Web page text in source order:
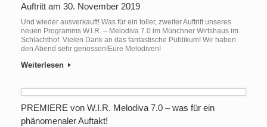
Auftritt am 30. November 2019
Und wieder ausverkauft! Was für ein toller, zweiter Auftritt unseres
neuen Programms W.I.R. – Melodiva 7.0 im Münchner Wirtshaus im
Schlachthof. Vielen Dank an das fantastische Publikum! Wir haben
den Abend sehr genossen!Eure Melodiven!
Weiterlesen
PREMIERE von W.I.R. Melodiva 7.0 – was für ein
phänomenaler Auftakt!